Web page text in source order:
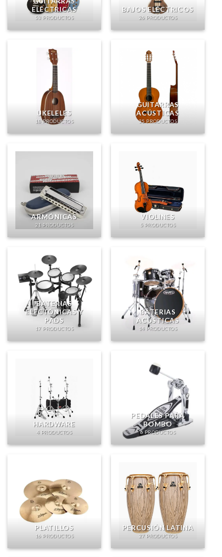
ELÉCTRICAS
53 PRODUCTOS
BAJOS ELÉCTRICOS
26 PRODUCTOS
UKELELES
18 PRODUCTOS
GUITARRAS
ACÚSTICAS
35 PRODUCTOS
ARMÓNICAS
21 PRODUCTOS
VIOLINES
5 PRODUCTOS
BATERIAS
ELECTÓNICAS Y
PADS
17 PRODUCTOS
BATERIAS
ACÚSTICAS
14 PRODUCTOS
HARDWARE
4 PRODUCTOS
PEDALES PARA
BOMBO
6 PRODUCTOS
PLATILLOS
16 PRODUCTOS
PERCUSIÓN LATINA
27 PRODUCTOS